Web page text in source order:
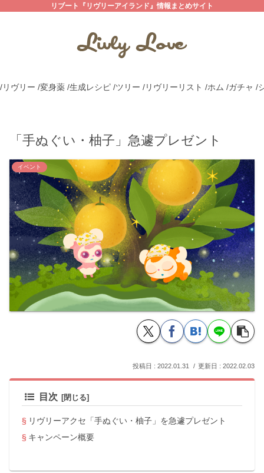
リブート『リヴリーアイランド』情報まとめサイト
/リヴリー /変身薬 /生成レシピ /ツリー /リヴリーリスト /ホム /ガチャ /
「手ぬぐい・柚子」急遽プレゼント
イベント
2022.01.31 2022.02.03
目次
リヴリーアクセ「手ぬぐい・柚子」を急遽プレゼント
キャンペーン概要